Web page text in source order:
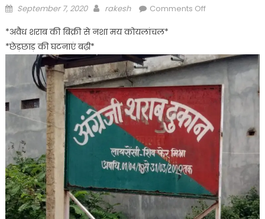
Posted
September 7, 2020 Author
rakesh Comments Offon
बिक्री
से
नशा
कोयलांचल*
*छेड़छाड़
घटनाएं
बढ़ी*
*अवैध शराब की बिक्री से नशा मय कोयलांचल*
*छेड़छाड़ की घटनाएं बढ़ी*